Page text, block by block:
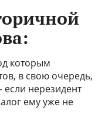
которым
в свою очередь,
нерезидент
ему уже не